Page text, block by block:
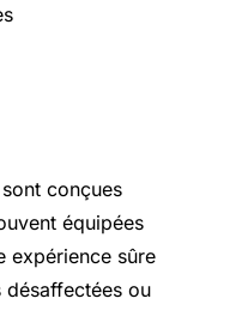
conçues
équipées
expérience sûre
désaffectées ou